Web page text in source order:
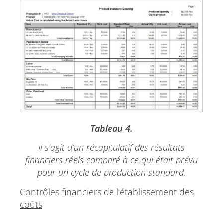
Tableau 4.
Il s’agit d’un récapitulatif des résultats
financiers réels comparé à ce qui était prévu
pour un cycle de production standard.
Contrôles financiers de l’établissement des
coûts